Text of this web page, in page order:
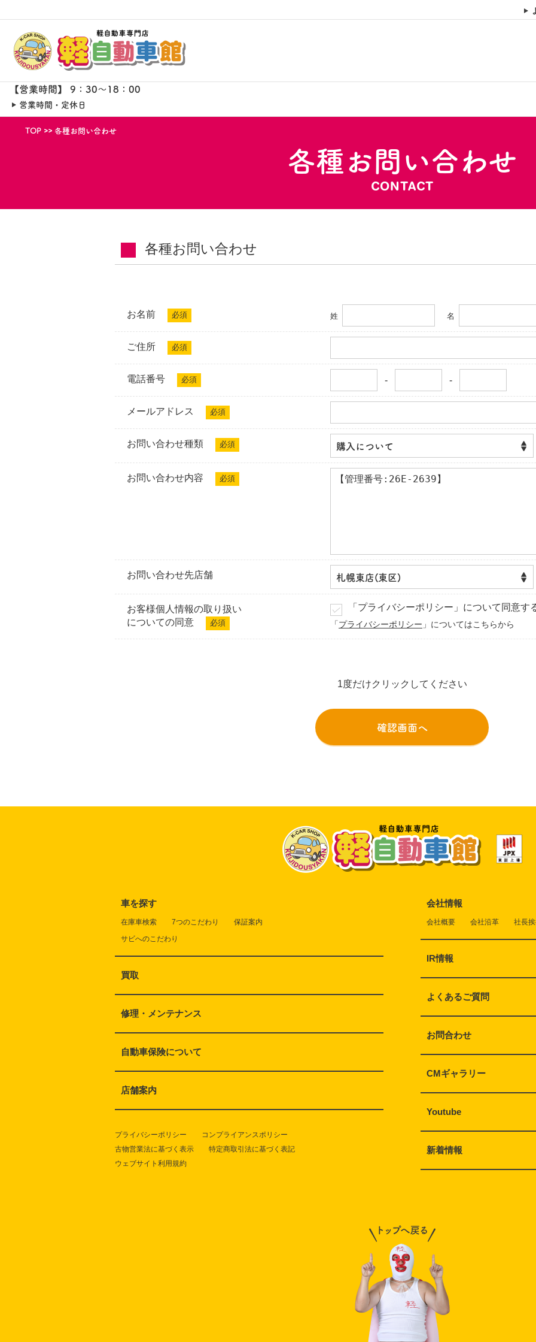
【営業時間】 9：30～18：00
営業時間・定休日
TOP 各種お問い合わせ
各種お問い合わせ
CONTACT
各種お問い合わせ
お名前 必須 姓 名
ご住所 必須
電話番号 必須 - -
メールアドレス 必須
お問い合わせ種類 必須
お問い合わせ内容 必須
お問い合わせ先店舗
お客様個人情報の取り扱い
についての同意
必須
「プライバシーポリシー」について同意す
「プライバシーポリシー 」についてはこちらから
1度だけクリックしてください
車を探す
在庫車検索 7つのこだわり
保証案内
サビへのこだわり
買取
修理・メンテナンス
自動車保険について
店舗案内
会社情報
会社概要 会社沿革 社長
IR情報
よくあるご質問
お問合わせ
CMギャラリー
Youtube
新着情報
プライバシーポリシー
コンプライアンスポリシー
古物営業法に基づく表示
特定商取引法に基づく表記
ウェブサイト利用規約